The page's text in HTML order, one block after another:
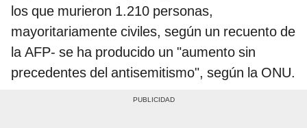
los que murieron 1.210 personas,
mayoritariamente civiles, según un recuento de
la AFP- se ha producido un "aumento sin
precedentes del antisemitismo", según la ONU.